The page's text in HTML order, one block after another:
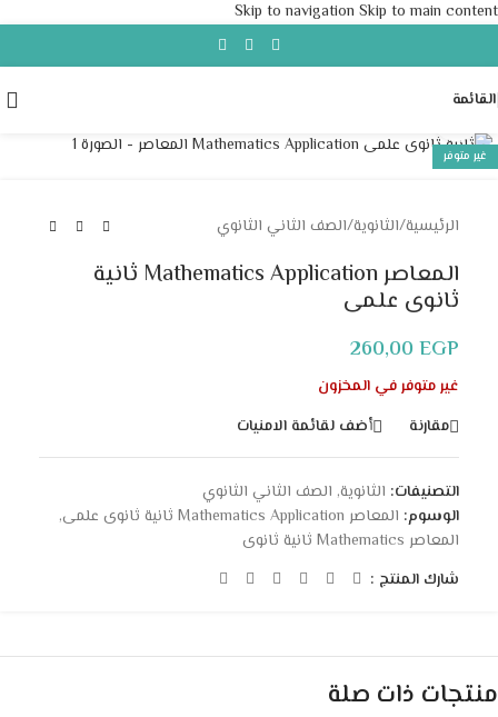
Skip to navigation Skip to main content
القائمة
غير متوفر
الرئيسية/الثانوية/الصف الثاني الثانوي
المعاصر Mathematics Application ثانية
ثانوى علمى
260,00 EGP
غير متوفر في المخزون
مقارنة
أضف لقائمة الامنيات
التصنيفات: الثانوية, الصف الثاني الثانوي
الوسوم: المعاصر Mathematics Application ثانية ثانوى علمى
,
المعاصر Mathematics ثانية ثانوى
شارك المنتج :
منتجات ذات صلة